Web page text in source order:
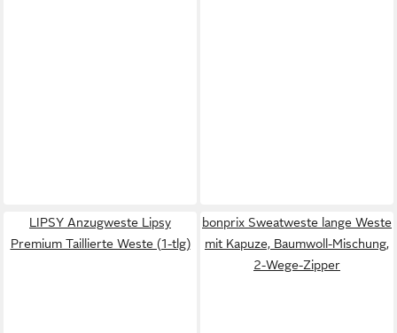
LIPSY Anzugweste Lipsy
Premium Taillierte Weste (1-tlg)
bonprix Sweatweste lange Weste
mit Kapuze, Baumwoll-Mischung,
2-Wege-Zipper